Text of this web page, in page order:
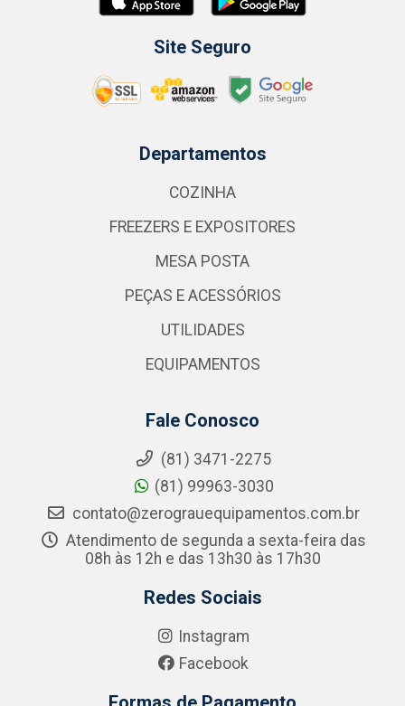
Site Seguro
Departamentos
COZINHA
FREEZERS E EXPOSITORES
MESA POSTA
PEÇAS E ACESSÓRIOS
UTILIDADES
EQUIPAMENTOS
Fale Conosco
(81) 3471-2275
(81) 99963-3030
contato@zerograuequipamentos.com.br
Atendimento de segunda a sexta-feira das
08h às 12h e das 13h30 às 17h30
Redes Sociais
Instagram
Facebook